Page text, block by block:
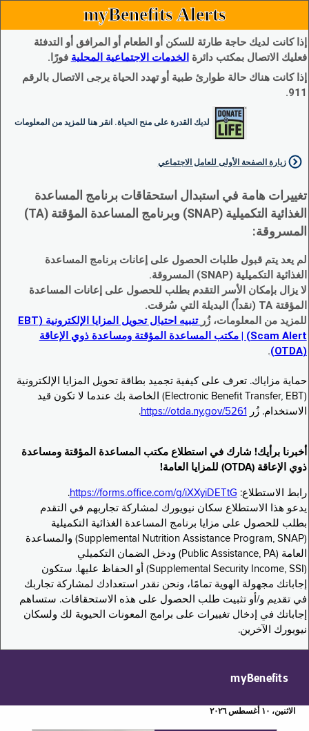
myBenefits Alerts
إذا كانت لديك حاجة طارئة للسكن أو الطعام أو المرافق أو التدفئة
فعليك الاتصال بمكتب دائرة الخدمات الاجتماعية المحلية فورًا.
إذا كانت هناك حالة طوارئ طبية أو تهدد الحياة يرجى الاتصال بالرقم
911.
لديك القدرة على منح الحياة. انقر هنا للمزيد من المعلومات
زيارة الصفحة الأولى للعامل الاجتماعي
تغييرات هامة في استبدال استحقاقات برنامج المساعدة
الغذائية التكميلية (SNAP) وبرنامج المساعدة المؤقتة (TA)
المسروقة:
لم يعد يتم قبول طلبات الحصول على إعانات برنامج المساعدة
الغذائية التكميلية (SNAP) المسروقة.
لا يزال بإمكان الأسر التقدم بطلب للحصول على إعانات المساعدة
المؤقتة TA (نقداً) البديلة التي سُرقت.
للمزيد من المعلومات، زُر
تنبيه احتيال تحويل المزايا الإلكترونية (EBT
Scam Alert) | مكتب المساعدة المؤقتة ومساعدة ذوي الإعاقة
(OTDA)
.
حماية مزاياك. تعرف على كيفية تجميد بطاقة تحويل المزايا الإلكترونية
(Electronic Benefit Transfer, EBT) الخاصة بك عندما لا تكون قيد
الاستخدام. زُر
https://otda.ny.gov/5261
.
أخبرنا برأيك! شارك في استطلاع مكتب المساعدة المؤقتة ومساعدة
ذوي الإعاقة (OTDA) للمزايا العامة!
رابط الاستطلاع: https://forms.office.com/g/iXXyiDETtG
.
يدعو هذا الاستطلاع سكان نيويورك لمشاركة تجاربهم في التقدم
بطلب للحصول على مزايا برنامج المساعدة الغذائية التكميلية
(Supplemental Nutrition Assistance Program, SNAP) والمساعدة
العامة (Public Assistance, PA) ودخل الضمان التكميلي
(Supplemental Security Income, SSI) أو الحفاظ عليها. ستكون
إجاباتك مجهولة الهوية تمامًا، ونحن نقدر استعدادك لمشاركة تجاربك
في تقديم و/أو تثبيت طلب الحصول على هذه الاستحقاقات. ستساهم
إجاباتك في إدخال تغييرات على برامج المعونات الحيوية لك ولسكان
نيويورك الآخرين.
myBenefits
الاثنين، ١٠ أغسطس ٢٠٢٦